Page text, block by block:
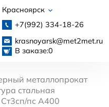
Красноярск
+7(992) 334-18-26
krasnoyarsk@met2met.ru
В заказе:0
металлопрокат
стальная
пс А400